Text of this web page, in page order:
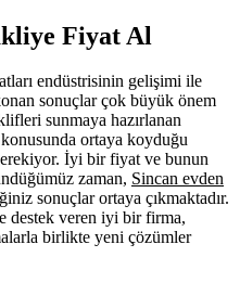
Fiyat Al
endüstrisinin gelişimi ile
sonuçlar çok büyük önem
sunmaya hazırlanan
konusunda ortaya koyduğu
İyi bir fiyat ve bunun
zaman, Sincan evden
sonuçlar ortaya çıkmaktadır.
destek veren iyi bir firma,
birlikte yeni çözümler